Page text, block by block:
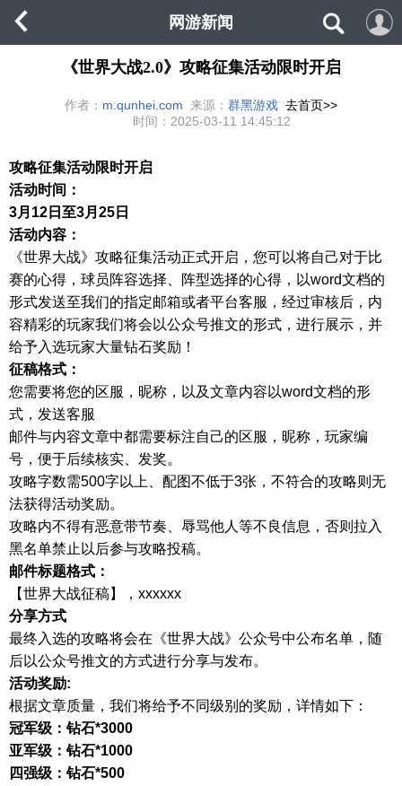
网游新闻
《世界大战2.0》攻略征集活动限时开启
作者： m.qunhei.com 来源： 群黑游戏 去首页>>
时间： 2025-03-11 14:45:12
攻略征集活动限时开启
活动时间：
3月12日至3月25日
活动内容：
《世界大战》攻略征集活动正式开启，您可以将自己对于比
赛的心得，球员阵容选择、阵型选择的心得，以word文档的
形式发送至我们的指定邮箱或者平台客服，经过审核后，内
容精彩的玩家我们将会以公众号推文的形式，进行展示，并
给予入选玩家大量钻石奖励！
征稿格式：
您需要将您的区服，昵称，以及文章内容以word文档的形
式，发送客服
邮件与内容文章中都需要标注自己的区服，昵称，玩家编
号，便于后续核实、发奖。
攻略字数需500字以上、配图不低于3张，不符合的攻略则无
法获得活动奖励。
攻略内不得有恶意带节奏、辱骂他人等不良信息，否则拉入
黑名单禁止以后参与攻略投稿。
邮件标题格式：
【世界大战征稿】，xxxxxx
分享方式
最终入选的攻略将会在《世界大战》公众号中公布名单，随
后以公众号推文的方式进行分享与发布。
活动奖励:
根据文章质量，我们将给予不同级别的奖励，详情如下：
冠军级：钻石*3000
亚军级：钻石*1000
四强级：钻石*500